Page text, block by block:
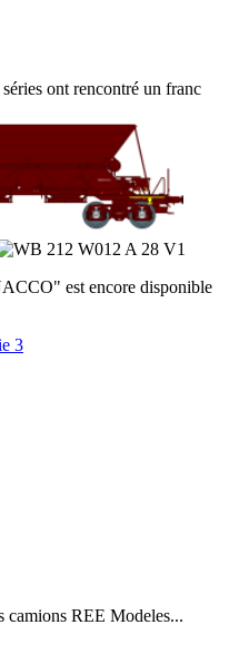
ont rencontré un franc
est encore disponible
3
camions REE Modeles...